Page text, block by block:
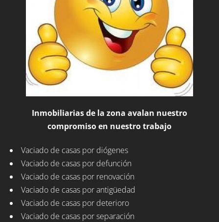
Inmobiliarias de la zona avalan nuestro
compromiso en nuestro trabajo
Vaciado de casas por diógenes
Vaciado de casas por defunción
Vaciado de casas por renovación
Vaciado de casas por antigüedad
Vaciado de casas por deterioro
Vaciado de casas por separación